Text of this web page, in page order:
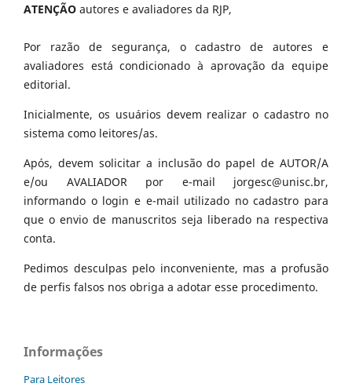
ATENÇÃO autores e avaliadores da RJP,
Por razão de segurança, o cadastro de autores e
avaliadores está condicionado à aprovação da equipe
editorial.
Inicialmente, os usuários devem realizar o cadastro no
sistema como leitores/as.
Após, devem solicitar a inclusão do papel de AUTOR/A
e/ou AVALIADOR por e-mail jorgesc@unisc.br,
informando o login e e-mail utilizado no cadastro para
que o envio de manuscritos seja liberado na respectiva
conta.
Pedimos desculpas pelo inconveniente, mas a profusão
de perfis falsos nos obriga a adotar esse procedimento.
Informações
Para Leitores